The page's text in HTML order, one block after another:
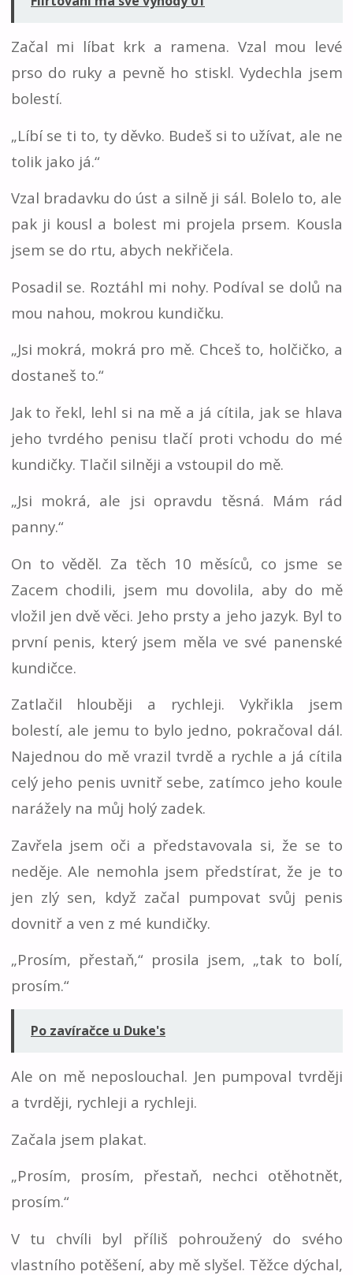
Začal mi líbat krk a ramena. Vzal mou levé
prso do ruky a pevně ho stiskl. Vydechla jsem
bolestí.
„Líbí se ti to, ty děvko. Budeš si to užívat, ale ne
tolik jako já.“
Vzal bradavku do úst a silně ji sál. Bolelo to, ale
pak ji kousl a bolest mi projela prsem. Kousla
jsem se do rtu, abych nekřičela.
Posadil se. Roztáhl mi nohy. Podíval se dolů na
mou nahou, mokrou kundičku.
„Jsi mokrá, mokrá pro mě. Chceš to, holčičko, a
dostaneš to.“
Jak to řekl, lehl si na mě a já cítila, jak se hlava
jeho tvrdého penisu tlačí proti vchodu do mé
kundičky. Tlačil silněji a vstoupil do mě.
„Jsi mokrá, ale jsi opravdu těsná. Mám rád
panny.“
On to věděl. Za těch 10 měsíců, co jsme se
Zacem chodili, jsem mu dovolila, aby do mě
vložil jen dvě věci. Jeho prsty a jeho jazyk. Byl to
první penis, který jsem měla ve své panenské
kundičce.
Zatlačil hlouběji a rychleji. Vykřikla jsem
bolestí, ale jemu to bylo jedno, pokračoval dál.
Najednou do mě vrazil tvrdě a rychle a já cítila
celý jeho penis uvnitř sebe, zatímco jeho koule
narážely na můj holý zadek.
Zavřela jsem oči a představovala si, že se to
neděje. Ale nemohla jsem předstírat, že je to
jen zlý sen, když začal pumpovat svůj penis
dovnitř a ven z mé kundičky.
„Prosím, přestaň,“ prosila jsem, „tak to bolí,
prosím.“
Po zavíračce u Duke's
Ale on mě neposlouchal. Jen pumpoval tvrději
a tvrději, rychleji a rychleji.
Začala jsem plakat.
„Prosím, prosím, přestaň, nechci otěhotnět,
prosím.“
V tu chvíli byl příliš pohroužený do svého
vlastního potěšení, aby mě slyšel. Těžce dýchal,